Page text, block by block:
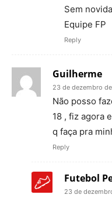
Sem
Equipe FP
Reply
Guilherme
23 de dezembro
Não posso
18 , fiz agora
q faça pra
Reply
Futebol
23 de